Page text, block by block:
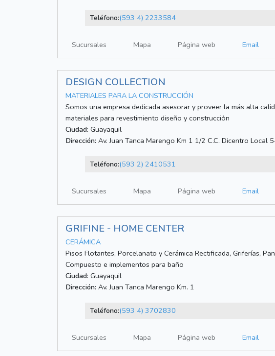
Teléfono:(593 4) 2233584
Sucursales Mapa Página web Email
DESIGN COLLECTION
MATERIALES PARA LA CONSTRUCCIÓN
Somos una empresa dedicada asesorar y proveer la más alta
materiales para revestimiento diseño y construcción
Ciudad: Guayaquil
Dirección: Av. Juan Tanca Marengo Km 1 1/2 C.C. Dicentro Local
Teléfono:(593 2) 2410531
Sucursales Mapa Página web Email
GRIFINE - HOME CENTER
CERÁMICA
Pisos Flotantes, Porcelanato y Cerámica Rectificada, Griferías,
Compuesto e implementos para baño
Ciudad: Guayaquil
Dirección: Av. Juan Tanca Marengo Km. 1
Teléfono:(593 4) 3702830
Sucursales Mapa Página web Email